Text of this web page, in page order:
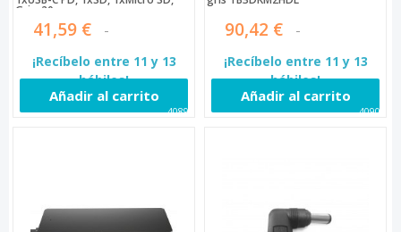
Gris, 20cm
41,59 €
¡Recíbelo entre 11 y 13
hábiles!
Añadir al carrito
40898
90,42 €
¡Recíbelo entre 11 y 13
hábiles!
Añadir al carrito
40908